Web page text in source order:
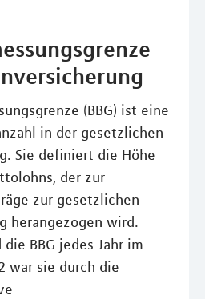
(BBG) ist eine
in der gesetzlichen
Sie definiert die Höhe
der zur
zur gesetzlichen
herangezogen wird.
BBG jedes Jahr im
war sie durch die